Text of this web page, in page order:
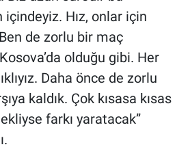
Hız, onlar için
de zorlu bir maç
olduğu gibi. Her
Daha önce de zorlu
kaldık. Çok kısasa kısas
farkı yaratacak”